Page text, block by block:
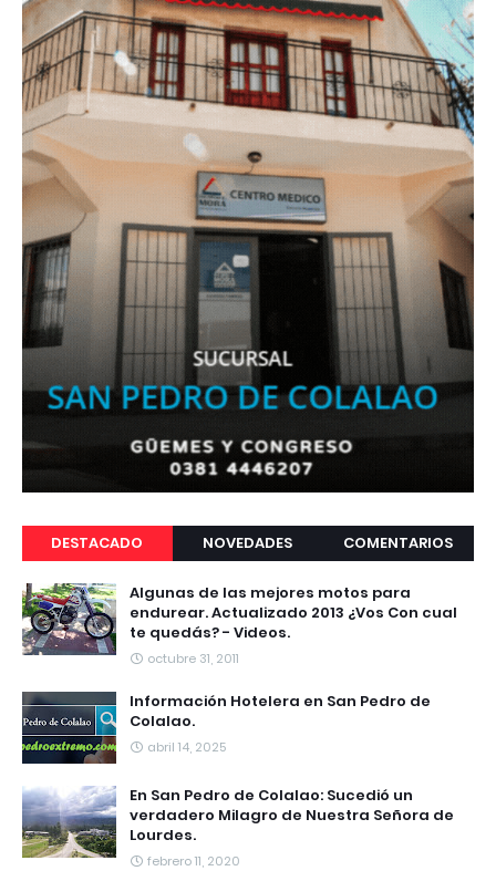
DESTACADO NOVEDADES COMENTARIOS
Algunas de las mejores motos para
endurear. Actualizado 2013 ¿Vos Con cual
te quedás? - Videos.
octubre 31, 2011
Información Hotelera en San Pedro de
Colalao.
abril 14, 2025
En San Pedro de Colalao: Sucedió un
verdadero Milagro de Nuestra Señora de
Lourdes.
febrero 11, 2020